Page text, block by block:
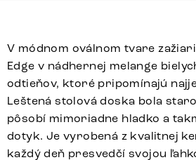
V módnom oválnom tvare
Edge v nádhernej melange
odtieňov, ktoré pripomínajú
Leštená stolová doska bola
pôsobí mimoriadne hladko a
dotyk. Je vyrobená z kvalitnej
každý deň presvedčí svojou